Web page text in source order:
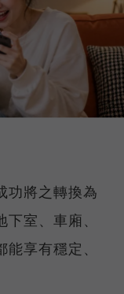
功將之轉換為
室、車廂、
享有穩定、